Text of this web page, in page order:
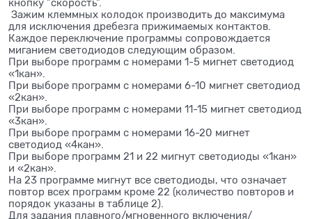
кнопку "скорость".
Зажим клеммных колодок производить до максимума
для исключения дребезга прижимаемых контактов.
Каждое переключение программы сопровождается
миганием светодиодов следующим образом.
При выборе программ с номерами 1-5 мигнет светодиод
«1кан».
При выборе программ с номерами 6-10 мигнет светодиод
«2кан».
При выборе программ с номерами 11-15 мигнет светодиод
«3кан».
При выборе программ с номерами 16-20 мигнет
светодиод «4кан».
При выборе программ 21 и 22 мигнут светодиоды «1кан»
и «2кан».
На 23 программе мигнут все светодиоды, что означает
повтор всех программ кроме 22 (количество повторов и
порядок указаны в таблице 2).
Для задания плавного/мгновенного включения/